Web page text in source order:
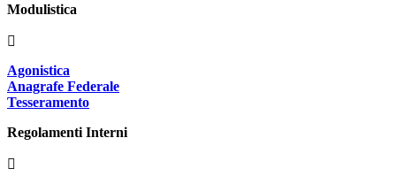
Modulistica
Agonistica
Anagrafe Federale
Tesseramento
Regolamenti Interni